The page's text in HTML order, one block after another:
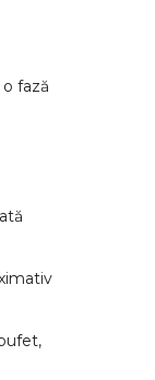
fază